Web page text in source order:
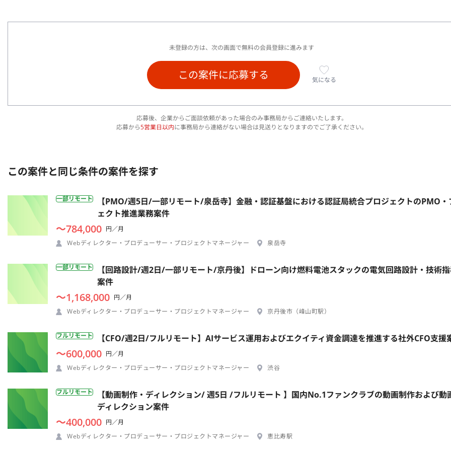
未登録の方は、次の画面で無料の会員登録に進みます
この案件に応募する 気になる
応募後、企業からご面談依頼があった場合のみ事務局からご連絡いたします。
応募から5営業日以内に事務局から連絡がない場合は見送りとなりますのでご了承ください。
この案件と同じ条件の案件を探す
一部リモート
【PMO/週5日/一部リモート/泉岳寺】金融・認証基盤における認証局統合プロジェクトのPMO・
ェクト推進業務案件
〜784,000 円／月
Webディレクター・プロデューサー・プロジェクトマネージャー
泉岳寺
一部リモート
【回路設計/週2日/一部リモート/京丹後】ドローン向け燃料電池スタックの電気回路設計・技術
案件
〜1,168,000 円／月
Webディレクター・プロデューサー・プロジェクトマネージャー
京丹後市（峰山町駅）
フルリモート 【CFO/週2日/フルリモート】AIサービス運用およびエクイティ資金調達を推進する社外CFO支援
〜600,000 円／月
Webディレクター・プロデューサー・プロジェクトマネージャー
渋谷
フルリモート
【動画制作・ディレクション/ 週5日 /フルリモート 】国内No.1ファンクラブの動画制作および動
ディレクション案件
〜400,000 円／月
Webディレクター・プロデューサー・プロジェクトマネージャー
恵比寿駅